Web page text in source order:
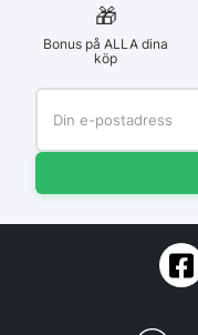
🎁
Bonus på ALLA dina
köp